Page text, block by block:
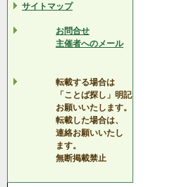
サイトマップ
お問合せ
主催者へのメール
転載する場合は
「ことば探し」明記
お願いいたします。
転載した場合は、
連絡お願いいたし
ます。
無断掲載禁止